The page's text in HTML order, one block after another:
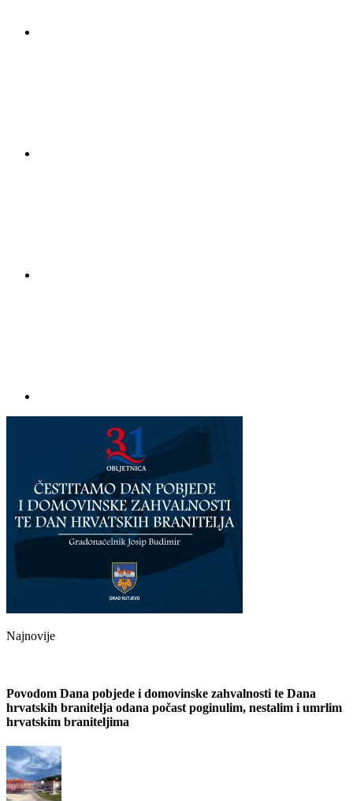
Najnovije
Povodom Dana pobjede i domovinske zahvalnosti te Dana
hrvatskih branitelja odana počast poginulim, nestalim i umrlim
hrvatskim braniteljima